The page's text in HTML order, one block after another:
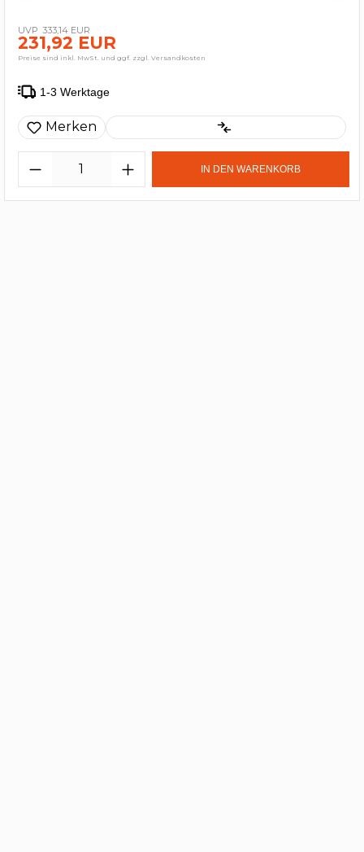
333,14 EUR
231,92 EUR
Preise sind inkl. MwSt. und ggf. zzgl. Versandkosten
1-3 Werktage
Merken
IN DEN WARENKORB